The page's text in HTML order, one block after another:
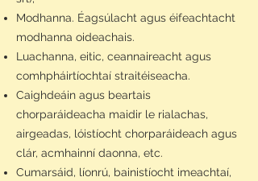
Modhanna. Éagsúlacht agus éifeachtacht
modhanna oideachais.
Luachanna, eitic, ceannaireacht agus
comhpháirtíochtaí straitéiseacha.
Caighdeáin agus beartais
chorparáideacha maidir le rialachas,
airgeadas, lóistíocht chorparáideach agus
clár, acmhainní daonna, etc.
Cumarsáid, líonrú, bainistíocht imeachtaí,